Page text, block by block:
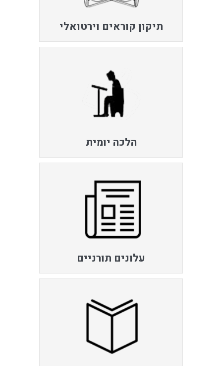
תיקון קוראים וירטואלי
הלכה יומית
עלונים תורניים